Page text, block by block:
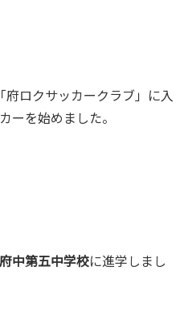
ロクサッカークラブ」に入
ーを始めました。
中第五中学校に進学しまし